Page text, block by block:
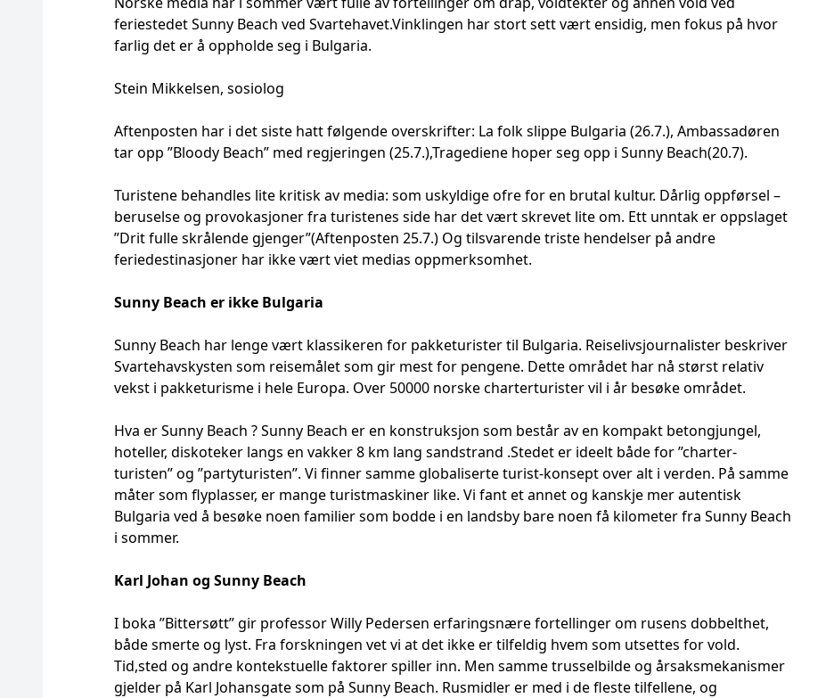
feriestedet Sunny Beach ved Svartehavet.Vinklingen har stort sett vært ensidig, men fokus på hvor
farlig det er å oppholde seg i Bulgaria.
Stein Mikkelsen, sosiolog
Aftenposten har i det siste hatt følgende overskrifter: La folk slippe Bulgaria (26.7.), Ambassadøren
tar opp ”Bloody Beach” med regjeringen (25.7.),Tragediene hoper seg opp i Sunny Beach(20.7).
Turistene behandles lite kritisk av media: som uskyldige ofre for en brutal kultur. Dårlig oppførsel –
beruselse og provokasjoner fra turistenes side har det vært skrevet lite om. Ett unntak er oppslaget
”Drit fulle skrålende gjenger”(Aftenposten 25.7.) Og tilsvarende triste hendelser på andre
feriedestinasjoner har ikke vært viet medias oppmerksomhet.
Sunny Beach er ikke Bulgaria
Sunny Beach har lenge vært klassikeren for pakketurister til Bulgaria. Reiselivsjournalister beskriver
Svartehavskysten som reisemålet som gir mest for pengene. Dette området har nå størst relativ
vekst i pakketurisme i hele Europa. Over 50000 norske charterturister vil i år besøke området.
Hva er Sunny Beach ? Sunny Beach er en konstruksjon som består av en kompakt betongjungel,
hoteller, diskoteker langs en vakker 8 km lang sandstrand .Stedet er ideelt både for ”charter-
turisten” og ”partyturisten”. Vi finner samme globaliserte turist-konsept over alt i verden. På samme
måter som flyplasser, er mange turistmaskiner like. Vi fant et annet og kanskje mer autentisk
Bulgaria ved å besøke noen familier som bodde i en landsby bare noen få kilometer fra Sunny Beach
i sommer.
Karl Johan og Sunny Beach
I boka ”Bittersøtt” gir professor Willy Pedersen erfaringsnære fortellinger om rusens dobbelthet,
både smerte og lyst. Fra forskningen vet vi at det ikke er tilfeldig hvem som utsettes for vold.
Tid,sted og andre kontekstuelle faktorer spiller inn. Men samme trusselbilde og årsaksmekanismer
gjelder på Karl Johansgate som på Sunny Beach. Rusmidler er med i de fleste tilfellene, og